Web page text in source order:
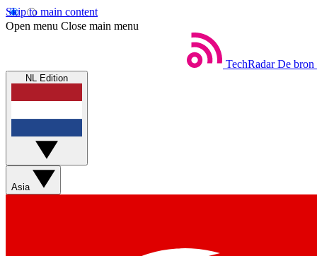
Skip to main content
Open menu Close main menu
TechRadar De bron
NL Edition
Asia